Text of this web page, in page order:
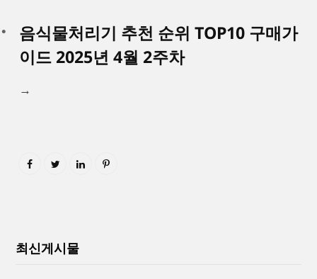
음식물처리기 추천 순위 TOP10 구매가
이드 2025년 4월 2주차
→
최신게시물